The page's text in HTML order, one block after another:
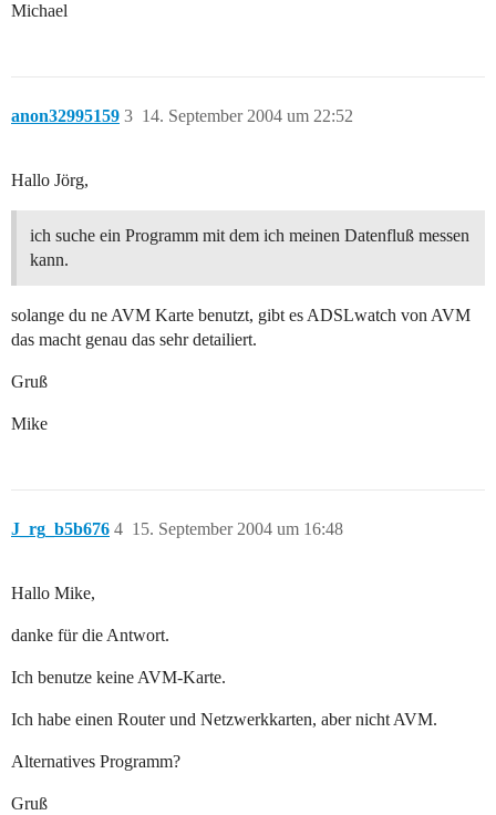
Michael
anon32995159 14. September 2004 um 22:52
3
Hallo Jörg,
ich suche ein Programm mit dem ich meinen Datenfluß messen
kann.
solange du ne AVM Karte benutzt, gibt es ADSLwatch von AVM
das macht genau das sehr detailiert.
Gruß
Mike
J_rg_b5b676 15. September 2004 um 16:48
4
Hallo Mike,
danke für die Antwort.
Ich benutze keine AVM-Karte.
Ich habe einen Router und Netzwerkkarten, aber nicht AVM.
Alternatives Programm?
Gruß